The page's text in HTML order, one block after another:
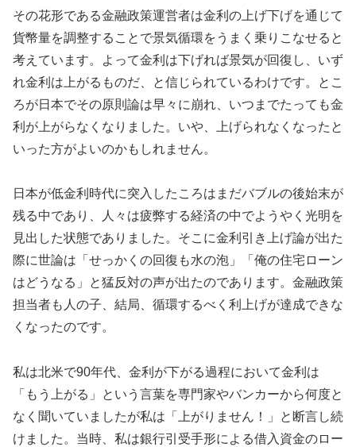
その花形である金融政策運営者は金利の上げ下げを通じて
貨幣量を調整することで景気循環をうまく乗りこなせると
考えています。よって金利は下げれば景気が回復し、いず
れ金利は上がるものだ、と信じられているわけです。とこ
ろが日本でその原則論は早々に崩れ、いつまでたっても金
利が上がらなくなりました。いや、上げられなくなったと
いった方がよいのかもしれません。
日本が低金利時代に突入したころはまだバブルの後始末が
残る中であり、人々は疲弊する経済の中でようやく光明を
見出した状態でありました。そこに金利引き上げ論が出た
際に世論は「せっかくの回復も水の泡」「俺の住宅ローン
はどうなる」と猛反対の声が出たのであります。金融政策
担当者も人の子、結局、循環するべく利上げが達成できな
くなったのです。
私は北米で90年代、金利が下がる過程において金利は
「もう上がる」という言葉を専門家やバンカーから何度と
なく聞いていましたが私は「上がりません！」と断言し続
けました。当時、私は銀行引受手形による借入資金のロー